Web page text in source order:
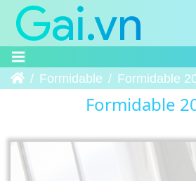
Trang chủFormidable Formidable
Formidable